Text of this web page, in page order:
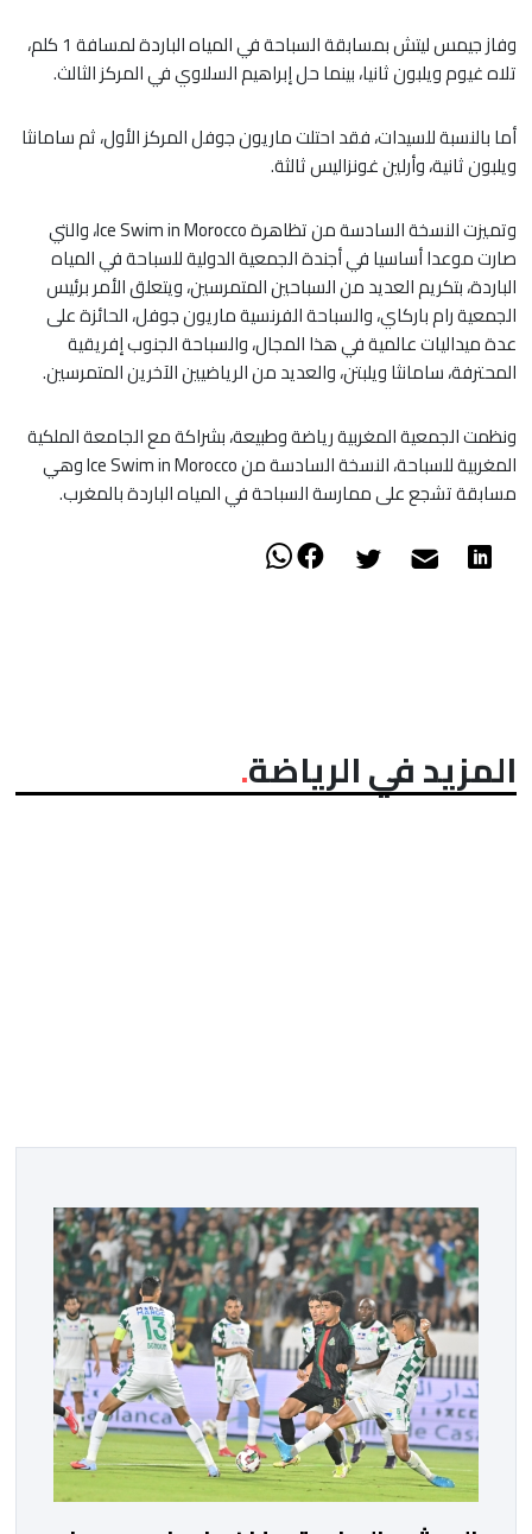
وفاز جيمس ليتش بمسابقة السباحة في المياه الباردة لمسافة 1 كلم،
تلاه غيوم ويلبون ثانيا، بينما حل إبراهيم السلاوي في المركز الثالث.
أما بالنسبة للسيدات، فقد احتلت ماريون جوفل المركز الأول، ثم سامانثا
ويلبون ثانية، وأرلين غونزاليس ثالثة.
وتميزت النسخة السادسة من تظاهرة Ice Swim in Morocco، والتي
صارت موعدا أساسيا في أجندة الجمعية الدولية للسباحة في المياه
الباردة، بتكريم العديد من السباحين المتمرسين، ويتعلق الأمر برئيس
الجمعية رام باركاي، والسباحة الفرنسية ماريون جوفل، الحائزة على
عدة ميداليات عالمية في هذا المجال، والسباحة الجنوب إفريقية
المحترفة، سامانثا ويلبتن، والعديد من الرياضيين الآخرين المتمرسين.
ونظمت الجمعية المغربية رياضة وطبيعة، بشراكة مع الجامعة الملكية
المغربية للسباحة، النسخة السادسة من Ice Swim in Morocco وهي
مسابقة تشجع على ممارسة السباحة في المياه الباردة بالمغرب.
المزيد في الرياضة